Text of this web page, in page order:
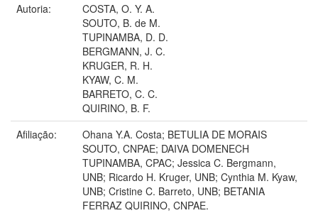
Autoria:
COSTA, O. Y. A.
SOUTO, B. de M.
TUPINAMBA, D. D.
BERGMANN, J. C.
KRUGER, R. H.
KYAW, C. M.
BARRETO, C. C.
QUIRINO, B. F.
Afiliação:
Ohana Y.A. Costa; BETULIA DE MORAIS
SOUTO, CNPAE; DAIVA DOMENECH
TUPINAMBA, CPAC; Jessica C. Bergmann,
UNB; Ricardo H. Kruger, UNB; Cynthia M. Kyaw,
UNB; Cristine C. Barreto, UNB; BETANIA
FERRAZ QUIRINO, CNPAE.